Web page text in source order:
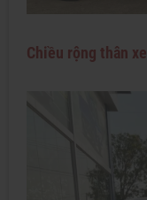
Chiều rộng thân xe